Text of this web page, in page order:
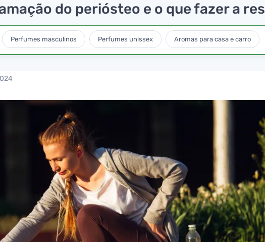
do periósteo e o que fazer a
Perfumes masculinos Perfumes unissex Aromas para casa e carro